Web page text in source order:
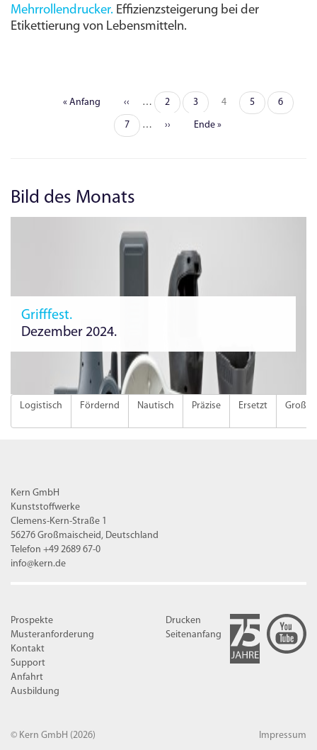
Mehrrollendrucker. Effizienzsteigerung bei der
Etikettierung von Lebens­mitteln.
Seitennummerierung
Erste
« Anfang
Vorherige
Seite
‹‹ … Seite
2 Seite
3 Seite
4 Seite
5 Seite
6
Seite
7 …
Nächste
››
Letzte
Ende »
Bild des Monats
Grifffest.
Dezember 2024.
Logistisch Fördernd Nautisch Präzise Ersetzt Groß
Kern GmbH
Kunststoffwerke
Clemens-Kern-Straße 1
56276 Großmaischeid, Deutschland
Telefon +49 2689 67-0
info@kern.de
Prospekte
Musteranforderung
Kontakt
Support
Anfahrt
Ausbildung
Drucken
Seitenanfang
© Kern GmbH (2026) Impressum